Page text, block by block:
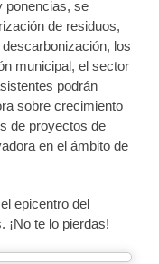
ponencias, se
de residuos,
los
municipal, el sector
podrán
sobre crecimiento
de proyectos de
en el ámbito de
epicentro del
¡No te lo pierdas!